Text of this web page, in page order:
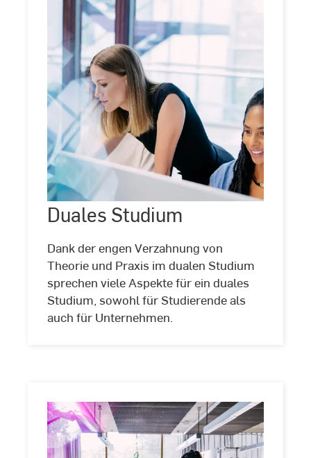
©
Studio
Steve
Duales Studium
Dank der engen Verzahnung von
Theorie und Praxis im dualen Studium
sprechen viele Aspekte für ein duales
Studium, sowohl für Studierende als
auch für Unternehmen.
Duales
Studium